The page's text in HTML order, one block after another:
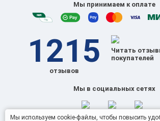
Мы принимаем к оплате
1215
отзывов
Читать
покупателей
Мы в социальных сетях
Мы используем cookie-файлы, чтобы повысить